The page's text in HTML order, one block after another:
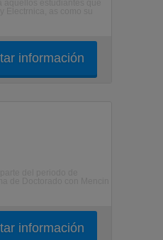
información
información